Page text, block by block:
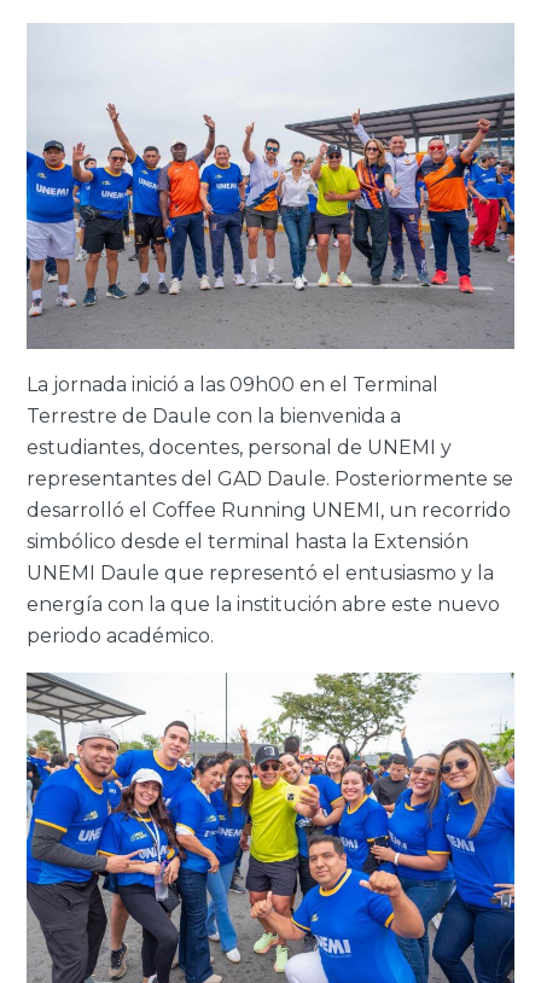
La jornada inició a las 09h00 en el Terminal
Terrestre de Daule con la bienvenida a
estudiantes, docentes, personal de UNEMI y
representantes del GAD Daule. Posteriormente se
desarrolló el Coffee Running UNEMI, un recorrido
simbólico desde el terminal hasta la Extensión
UNEMI Daule que representó el entusiasmo y la
energía con la que la institución abre este nuevo
periodo académico.